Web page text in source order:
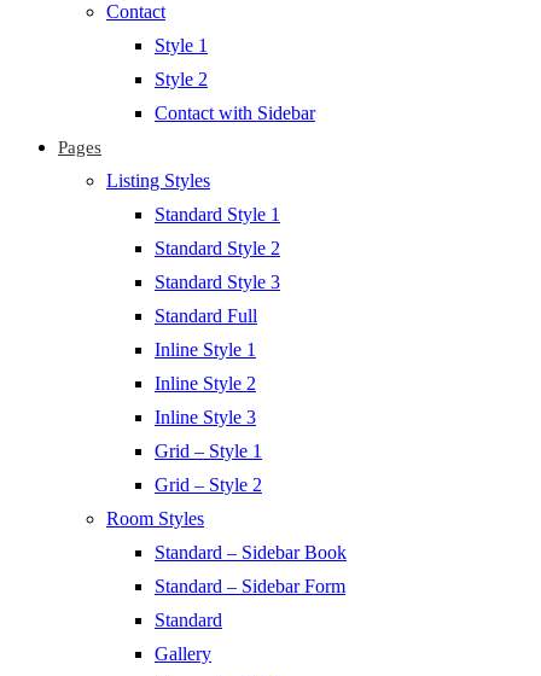
Contact
Style 1
Style 2
Contact with Sidebar
Pages
Listing Styles
Standard Style 1
Standard Style 2
Standard Style 3
Standard Full
Inline Style 1
Inline Style 2
Inline Style 3
Grid – Style 1
Grid – Style 2
Room Styles
Standard – Sidebar Book
Standard – Sidebar Form
Standard
Gallery